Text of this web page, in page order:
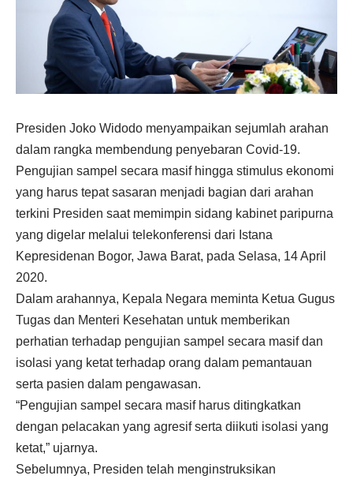
Presiden Joko Widodo menyampaikan sejumlah arahan
dalam rangka membendung penyebaran Covid-19.
Pengujian sampel secara masif hingga stimulus ekonomi
yang harus tepat sasaran menjadi bagian dari arahan
terkini Presiden saat memimpin sidang kabinet paripurna
yang digelar melalui telekonferensi dari Istana
Kepresidenan Bogor, Jawa Barat, pada Selasa, 14 April
2020.
Dalam arahannya, Kepala Negara meminta Ketua Gugus
Tugas dan Menteri Kesehatan untuk memberikan
perhatian terhadap pengujian sampel secara masif dan
isolasi yang ketat terhadap orang dalam pemantauan
serta pasien dalam pengawasan.
“Pengujian sampel secara masif harus ditingkatkan
dengan pelacakan yang agresif serta diikuti isolasi yang
ketat,” ujarnya.
Sebelumnya, Presiden telah menginstruksikan